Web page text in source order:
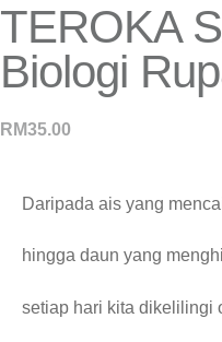
TEROKA
Biologi
RM35.00
Daripada ais yang
hingga daun yang
setiap hari kita dikelilingi